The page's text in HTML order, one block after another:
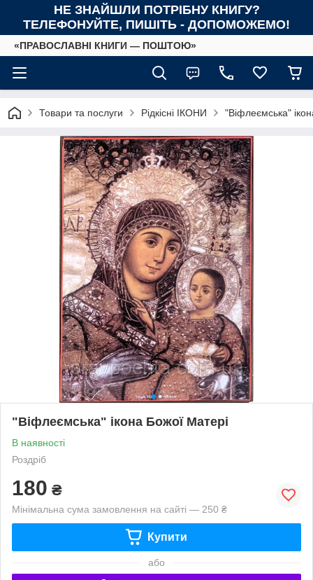
НЕ ЗНАЙШЛИ ПОТРІБНУ КНИГУ?
ТЕЛЕФОНУЙТЕ, ПИШІТЬ - ДОПОМОЖЕМО!
«ПРАВОСЛАВНІ КНИГИ — ПОШТОЮ»
Товари та послуги Рідкісні ІКОНИ "Віфлеємська"
"Віфлеємська" ікона Божої Матері
В наявності
Роздріб
180 ₴
Мінімальна сума замовлення на сайті — 250 ₴
Купити
або